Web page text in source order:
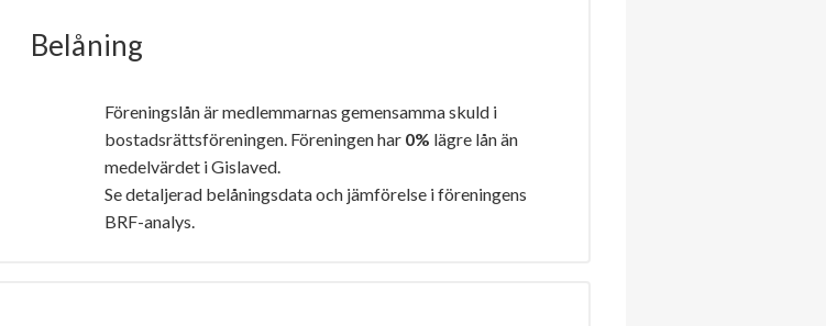
Belåning
Föreningslån är medlemmarnas gemensamma skuld i
bostadsrättsföreningen. Föreningen har 0% lägre lån än
medelvärdet i Gislaved.
Se detaljerad belåningsdata och jämförelse i föreningens
BRF-analys.